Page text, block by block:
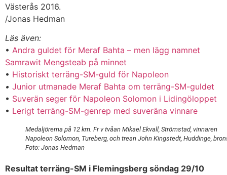
Västerås 2016.
/Jonas Hedman
Läs även:
• Andra guldet för Meraf Bahta – men lägg namnet
Samrawit Mengsteab på minnet
• Historiskt terräng-SM-guld för Napoleon
• Junior utmanade Meraf Bahta om terräng-SM-guldet
• Suverän seger för Napoleon Solomon i Lidingöloppet
• Lerigt terräng-SM-genrep med suveräna vinnare
Medaljörerna på 12 km. Fr v tvåan Mikael Ekvall, Strömstad, vinnaren
Napoleon Solomon, Tureberg, och trean John Kingstedt, Huddinge,
Foto: Jonas Hedman
Resultat terräng-SM i Flemingsberg söndag 29/10